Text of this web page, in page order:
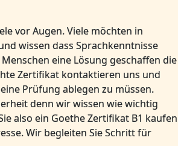
vor Augen. Viele möchten in
wissen dass Sprachkenntnisse
eine Lösung geschaffen die
Zertifikat kontaktieren uns und
Prüfung ablegen zu müssen.
denn wir wissen wie wichtig
also ein Goethe Zertifikat B1 kaufen
Wir begleiten Sie Schritt für